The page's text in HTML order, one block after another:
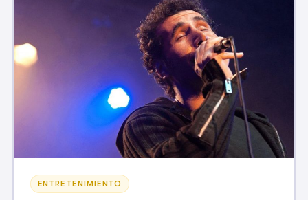
ENTRETENIMIENTO